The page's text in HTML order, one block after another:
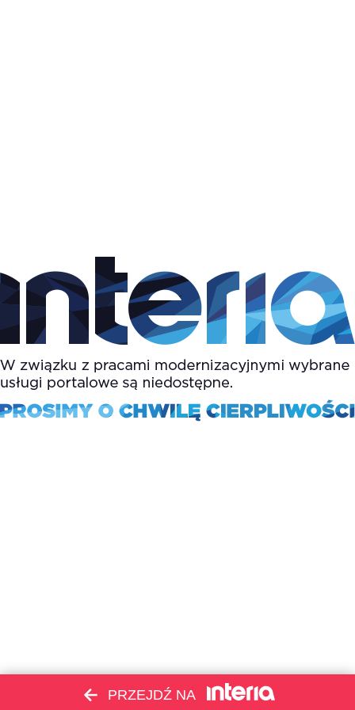
PRZEJDŹ NA